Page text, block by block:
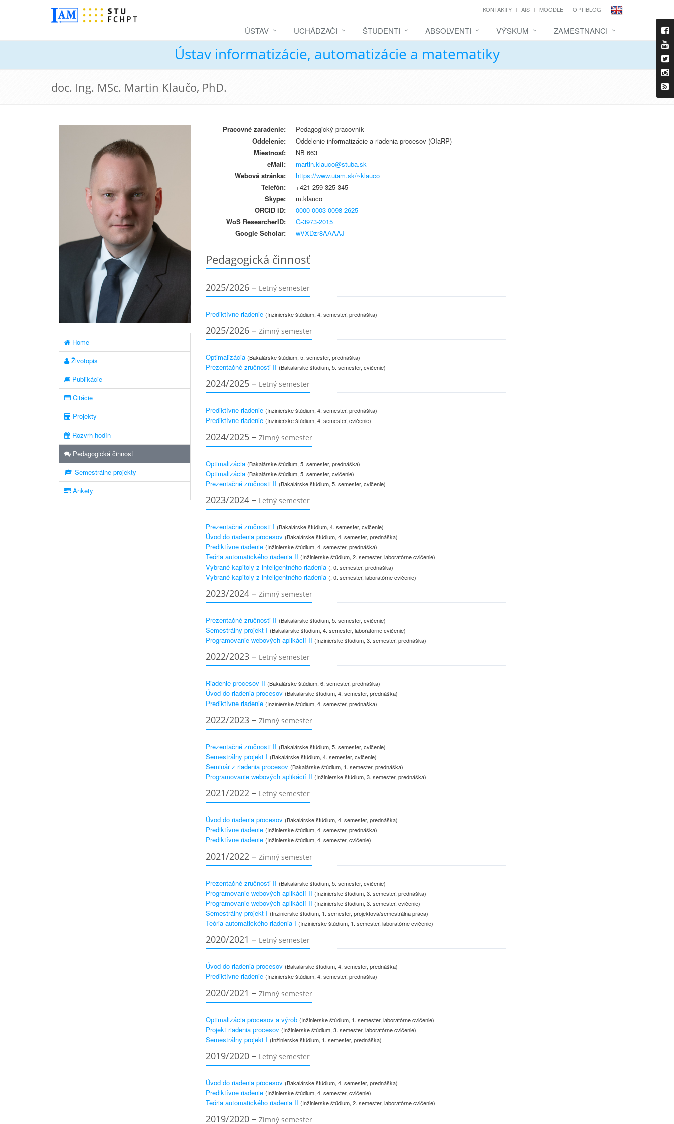
KONTAKTY AIS MOODLE OPTIBLOG
ÚSTAV UCHÁDZAČI ŠTUDENTI ABSOLVENTI VÝSKUM ZAMESTNANCI
Ústav informatizácie, automatizácie a matematiky
doc. Ing. MSc. Martin Klaučo, PhD.
Home
Životopis
Publikácie
Citácie
Projekty
Rozvrh hodín
Pedagogická činnosť
Semestrálne projekty
Ankety
Pracovné zaradenie:
Pedagogický pracovník
Oddelenie:
Oddelenie informatizácie a riadenia procesov (OIaRP)
Miestnosť:
NB 663
eMail:
martin.klauco@stuba.sk
Webová stránka:
https://www.uiam.sk/~klauco
Telefón:
+421 259 325 345
Skype:
m.klauco
ORCID iD:
0000-0003-0098-2625
WoS ResearcherID:
G-3973-2015
Google Scholar:
wVXDzr8AAAAJ
Pedagogická činnosť
2025/2026 – Letný semester
Prediktívne riadenie (Inžinierske štúdium, 4. semester, prednáška)
2025/2026 – Zimný semester
Optimalizácia (Bakalárske štúdium, 5. semester, prednáška)
Prezentačné zručnosti II (Bakalárske štúdium, 5. semester, cvičenie)
2024/2025 – Letný semester
Prediktívne riadenie (Inžinierske štúdium, 4. semester, prednáška)
Prediktívne riadenie (Inžinierske štúdium, 4. semester, cvičenie)
2024/2025 – Zimný semester
Optimalizácia (Bakalárske štúdium, 5. semester, prednáška)
Optimalizácia (Bakalárske štúdium, 5. semester, cvičenie)
Prezentačné zručnosti II (Bakalárske štúdium, 5. semester, cvičenie)
2023/2024 – Letný semester
Prezentačné zručnosti I (Bakalárske štúdium, 4. semester, cvičenie)
Úvod do riadenia procesov (Bakalárske štúdium, 4. semester, prednáška)
Prediktívne riadenie (Inžinierske štúdium, 4. semester, prednáška)
Teória automatického riadenia II (Inžinierske štúdium, 2. semester, laboratórne cvičenie)
Vybrané kapitoly z inteligentného riadenia (, 0. semester, prednáška)
Vybrané kapitoly z inteligentného riadenia (, 0. semester, laboratórne cvičenie)
2023/2024 – Zimný semester
Prezentačné zručnosti II (Bakalárske štúdium, 5. semester, cvičenie)
Semestrálny projekt I (Bakalárske štúdium, 4. semester, laboratórne cvičenie)
Programovanie webových aplikácií II (Inžinierske štúdium, 3. semester, prednáška)
2022/2023 – Letný semester
Riadenie procesov II (Bakalárske štúdium, 6. semester, prednáška)
Úvod do riadenia procesov (Bakalárske štúdium, 4. semester, prednáška)
Prediktívne riadenie (Inžinierske štúdium, 4. semester, prednáška)
2022/2023 – Zimný semester
Prezentačné zručnosti II (Bakalárske štúdium, 5. semester, cvičenie)
Semestrálny projekt I (Bakalárske štúdium, 4. semester, cvičenie)
Seminár z riadenia procesov (Bakalárske štúdium, 1. semester, prednáška)
Programovanie webových aplikácií II (Inžinierske štúdium, 3. semester, prednáška)
2021/2022 – Letný semester
Úvod do riadenia procesov (Bakalárske štúdium, 4. semester, prednáška)
Prediktívne riadenie (Inžinierske štúdium, 4. semester, prednáška)
Prediktívne riadenie (Inžinierske štúdium, 4. semester, cvičenie)
2021/2022 – Zimný semester
Prezentačné zručnosti II (Bakalárske štúdium, 5. semester, cvičenie)
Programovanie webových aplikácií II (Inžinierske štúdium, 3. semester, prednáška)
Programovanie webových aplikácií II (Inžinierske štúdium, 3. semester, cvičenie)
Semestrálny projekt I (Inžinierske štúdium, 1. semester, projektová/semestrálna práca)
Teória automatického riadenia I (Inžinierske štúdium, 1. semester, laboratórne cvičenie)
2020/2021 – Letný semester
Úvod do riadenia procesov (Bakalárske štúdium, 4. semester, prednáška)
Prediktívne riadenie (Inžinierske štúdium, 4. semester, prednáška)
2020/2021 – Zimný semester
Optimalizácia procesov a výrob (Inžinierske štúdium, 1. semester, laboratórne cvičenie)
Projekt riadenia procesov (Inžinierske štúdium, 3. semester, laboratórne cvičenie)
Semestrálny projekt I (Inžinierske štúdium, 1. semester, prednáška)
2019/2020 – Letný semester
Úvod do riadenia procesov (Bakalárske štúdium, 4. semester, prednáška)
Prediktívne riadenie (Inžinierske štúdium, 4. semester, cvičenie)
Teória automatického riadenia II (Inžinierske štúdium, 2. semester, laboratórne cvičenie)
2019/2020 – Zimný semester